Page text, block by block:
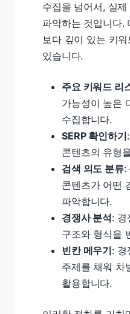
수집을 넘어서, 실
파악하는 것입니다.
보다 깊이 있는 키
있습니다.
주요 키워드 리
가능성이 높은
수집합니다.
SERP 확인하기
콘텐츠의 유형
검색 의도 분류:
콘텐츠가 어떤
파악합니다.
경쟁사 분석: 경
구조와 형식을
빈칸 메우기: 경
주제를 채워 차
활용합니다.